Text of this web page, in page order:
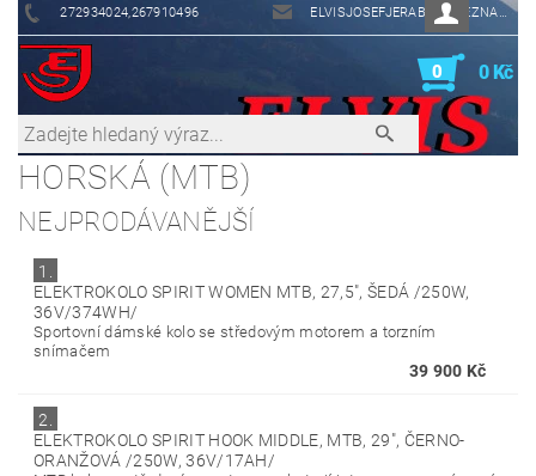
272934024,267910496 ELVISJOSEFJERABEK@SEZNAM.CZ
0 0 Kč
HORSKÁ (MTB)
NEJPRODÁVANĚJŠÍ
1.
ELEKTROKOLO SPIRIT WOMEN MTB, 27,5", ŠEDÁ /250W,
36V/374WH/
Sportovní dámské kolo se středovým motorem a torzním
snímačem
39 900 Kč
2.
ELEKTROKOLO SPIRIT HOOK MIDDLE, MTB, 29", ČERNO-
ORANŽOVÁ /250W, 36V/17AH/